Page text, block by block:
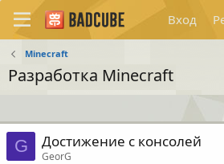
Вход
Minecraft
Разработка Minecraft
G Достижение с консолей
GeorG